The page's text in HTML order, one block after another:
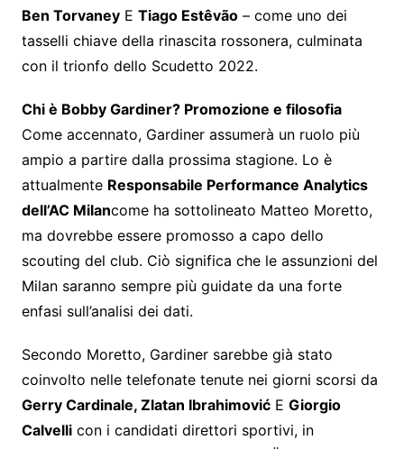
Ben TorvaneyE Tiago Estêvão– come uno dei
tasselli chiave della rinascita rossonera, culminata
con il trionfo dello Scudetto 2022.
Chi è Bobby Gardiner? Promozione e filosofia
Come accennato, Gardiner assumerà un ruolo più
ampio a partire dalla prossima stagione. Lo è
attualmente Responsabile Performance Analytics
dell’AC Milancome ha sottolineato Matteo Moretto,
ma dovrebbe essere promosso a capo dello
scouting del club. Ciò significa che le assunzioni del
Milan saranno sempre più guidate da una forte
enfasi sull’analisi dei dati.
Secondo Moretto, Gardiner sarebbe già stato
coinvolto nelle telefonate tenute nei giorni scorsi da
Gerry Cardinale, Zlatan IbrahimovićE Giorgio
Calvellicon i candidati direttori sportivi, in